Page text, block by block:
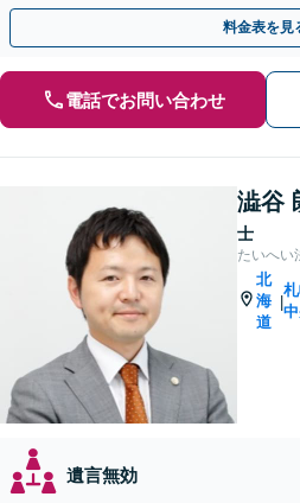
話相談可】
料金表を見
電話でお問い合わせ
澁谷
士
たいへい
北
海
道
|
遺言無効